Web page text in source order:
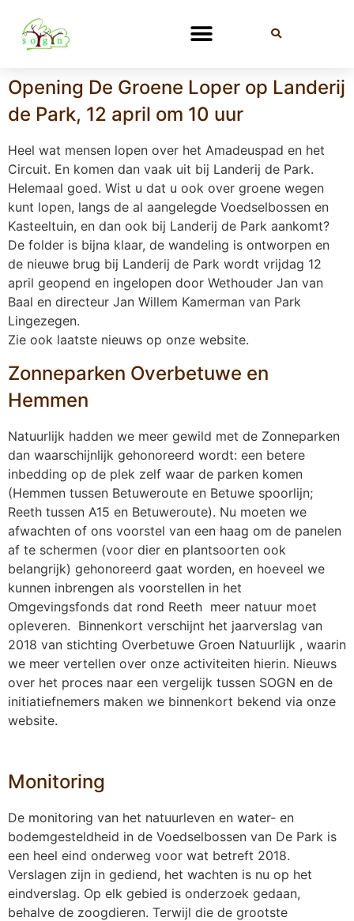
Opening De Groene Loper op Landerij
de Park, 12 april om 10 uur
Heel wat mensen lopen over het Amadeuspad en het
Circuit. En komen dan vaak uit bij Landerij de Park.
Helemaal goed. Wist u dat u ook over groene wegen
kunt lopen, langs de al aangelegde Voedselbossen en
Kasteeltuin, en dan ook bij Landerij de Park aankomt?
De folder is bijna klaar, de wandeling is ontworpen en
de nieuwe brug bij Landerij de Park wordt vrijdag 12
april geopend en ingelopen door Wethouder Jan van
Baal en directeur Jan Willem Kamerman van Park
Lingezegen.
Zie ook laatste nieuws op onze website.
Zonneparken Overbetuwe en
Hemmen
Natuurlijk hadden we meer gewild met de Zonneparken
dan waarschijnlijk gehonoreerd wordt: een betere
inbedding op de plek zelf waar de parken komen
(Hemmen tussen Betuweroute en Betuwe spoorlijn;
Reeth tussen A15 en Betuweroute). Nu moeten we
afwachten of ons voorstel van een haag om de panelen
af te schermen (voor dier en plantsoorten ook
belangrijk) gehonoreerd gaat worden, en hoeveel we
kunnen inbrengen als voorstellen in het
Omgevingsfonds dat rond Reeth meer natuur moet
opleveren. Binnenkort verschijnt het jaarverslag van
2018 van stichting Overbetuwe Groen Natuurlijk , waarin
we meer vertellen over onze activiteiten hierin. Nieuws
over het proces naar een vergelijk tussen SOGN en de
initiatiefnemers maken we binnenkort bekend via onze
website.
Monitoring
De monitoring van het natuurleven en water- en
bodemgesteldheid in de Voedselbossen van De Park is
een heel eind onderweg voor wat betreft 2018.
Verslagen zijn in gediend, het wachten is nu op het
eindverslag. Op elk gebied is onderzoek gedaan,
behalve de zoogdieren. Terwijl die de grootste